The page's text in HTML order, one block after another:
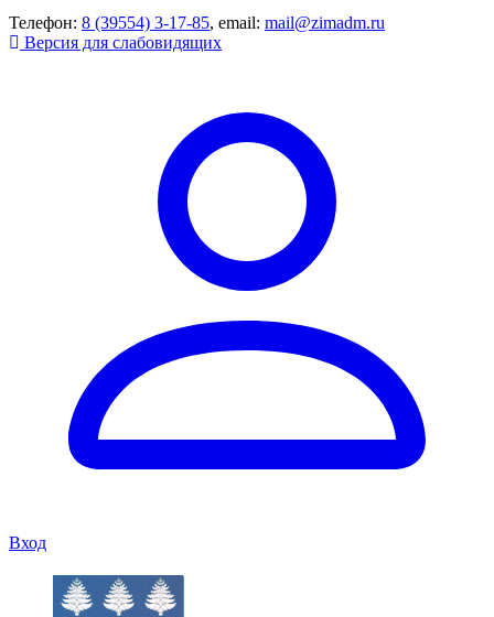
Телефон: 8 (39554) 3-17-85, email: mail@zimadm.ru
Версия для слабовидящих
Вход